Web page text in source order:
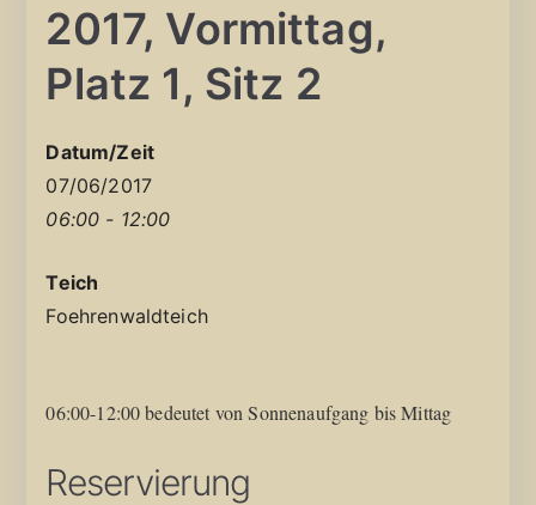
2017, Vormittag,
Platz 1, Sitz 2
Datum/Zeit
07/06/2017
06:00 - 12:00
Teich
Foehrenwaldteich
06:00-12:00 bedeutet von Sonnenaufgang bis Mittag
Reservierung